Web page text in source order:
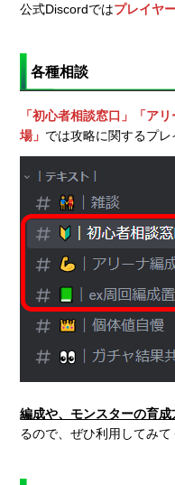
公式Discordではプレイヤ
各種相談
「初心者相談窓口」「ア
場」 では攻略に関するプレ
編成や、モンスターの育
るので、ぜひ利用してみ